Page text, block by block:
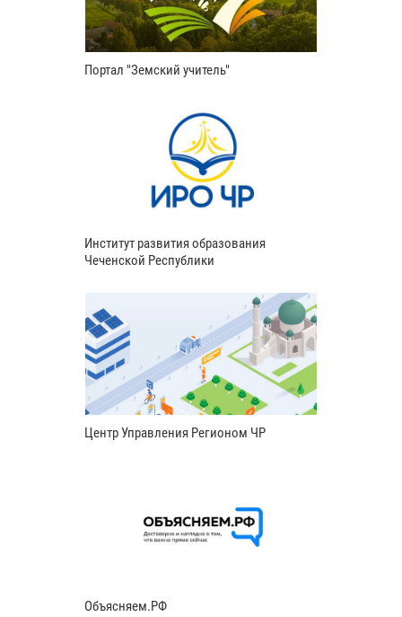
Портал "Земский учитель"
Институт развития образования
Чеченской Республики
Центр Управления Регионом ЧР
Объясняем.РФ